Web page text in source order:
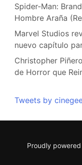
Spider-Man:
Hombre Araña
Marvel Studios
nuevo capítulo
Christopher
de Horror que
Tweets by
Proudly